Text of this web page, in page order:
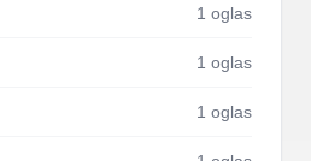
1 oglas
1 oglas
1 oglas